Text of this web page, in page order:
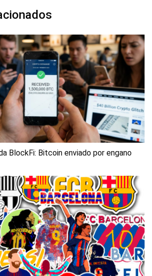
BlockFi: Bitcoin enviado por engano